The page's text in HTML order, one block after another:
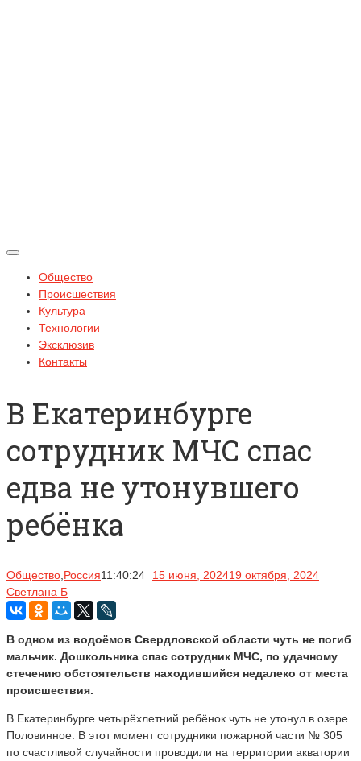
Общество
Происшествия
Культура
Технологии
Эксклюзив
Контакты
В Екатеринбурге
сотрудник МЧС спас
едва не утонувшего
ребёнка
Общество Россия11:40:24 15 июня, 202419 октября, 2024
Светлана Б
В одном из водоёмов Свердловской области чуть не погиб
мальчик. Дошкольника спас сотрудник МЧС, по удачному
стечению обстоятельств находившийся недалеко от места
происшествия.
В Екатеринбурге четырёхлетний ребёнок чуть не утонул в озере
Половинное. В этот момент сотрудники пожарной части № 305
по счастливой случайности проводили на территории акватории